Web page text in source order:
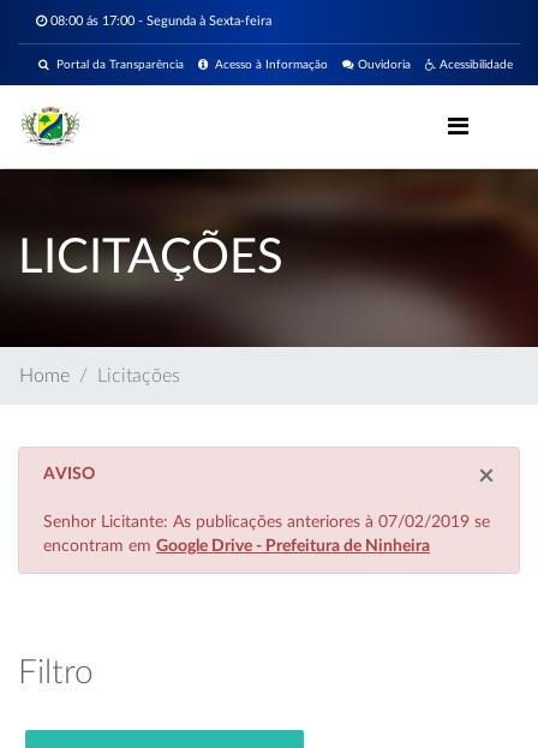
08:00 ás 17:00 - Segunda à Sexta-feira
Acessibilidade
Ouvidoria
Acesso à Informação
Portal da Transparência
LICITAÇÕES
Home Licitações
×
AVISO
Senhor Licitante: As publicações anteriores à 07/02/2019 se
encontram em Google Drive - Prefeitura de Ninheira
Filtro